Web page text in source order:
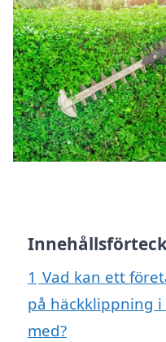
1 Vad kan ett
på häckklippning
med?